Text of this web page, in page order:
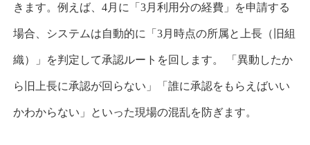
きます。例えば、4月に「3月利用分の経費」を申請する
場合、システムは自動的に「3月時点の所属と上長（旧組
織）」 を判定して承認ルートを回します。 「異動したか
ら旧上長に承認が回らない」「誰に承認をもらえばいい
かわからない」といった現場の混乱を防ぎます。